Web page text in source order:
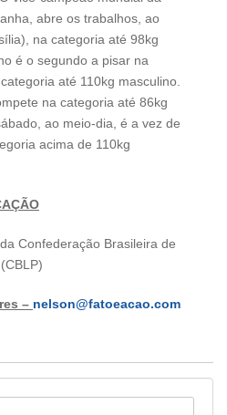
abre os trabalhos, ao
na categoria até 98kg
é o segundo a pisar na
até 110kg masculino.
na categoria até 86kg
ao meio-dia, é a vez de
acima de 110kg
Confederação Brasileira de
– nelson@fatoeacao.com